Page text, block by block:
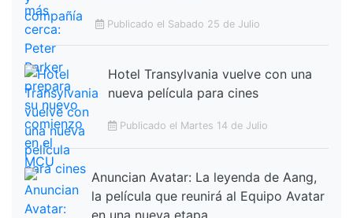
Publicado el Sabado 25 de Julio
Hotel Transylvania vuelve con una
nueva película para cines
Publicado el Martes 14 de Julio
Anuncian Avatar: La leyenda de Aang,
la película que reunirá al Equipo Avatar
en una nueva etapa